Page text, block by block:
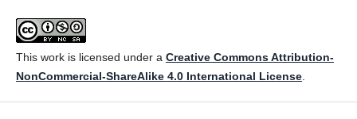
This work is licensed under a Creative Commons Attribution-
NonCommercial-ShareAlike 4.0 International License.